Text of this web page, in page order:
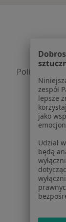
Polityka
Jak
zespół
lepsze
jako
Udział
będą